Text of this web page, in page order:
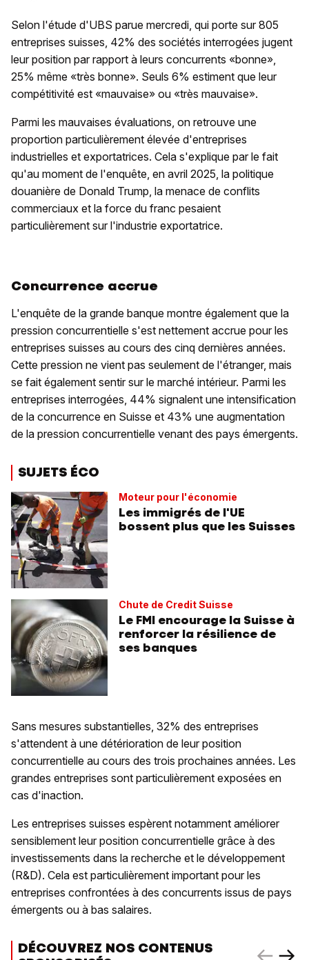
Selon l'étude d'UBS parue mercredi, qui porte sur 805
entreprises suisses, 42% des sociétés interrogées jugent
leur position par rapport à leurs concurrents «bonne»,
25% même «très bonne». Seuls 6% estiment que leur
compétitivité est «mauvaise» ou «très mauvaise».
Parmi les mauvaises évaluations, on retrouve une
proportion particulièrement élevée d'entreprises
industrielles et exportatrices. Cela s'explique par le fait
qu'au moment de l'enquête, en avril 2025, la politique
douanière de Donald Trump, la menace de conflits
commerciaux et la force du franc pesaient
particulièrement sur l'industrie exportatrice.
Concurrence accrue
L'enquête de la grande banque montre également que la
pression concurrentielle s'est nettement accrue pour les
entreprises suisses au cours des cinq dernières années.
Cette pression ne vient pas seulement de l'étranger, mais
se fait également sentir sur le marché intérieur. Parmi les
entreprises interrogées, 44% signalent une intensification
de la concurrence en Suisse et 43% une augmentation
de la pression concurrentielle venant des pays émergents.
SUJETS ÉCO
Moteur pour l'économie
Les immigrés de l'UE
bossent plus que les Suisses
Chute de Credit Suisse
Le FMI encourage la Suisse à
renforcer la résilience de
ses banques
Sans mesures substantielles, 32% des entreprises
s'attendent à une détérioration de leur position
concurrentielle au cours des trois prochaines années. Les
grandes entreprises sont particulièrement exposées en
cas d'inaction.
Les entreprises suisses espèrent notamment améliorer
sensiblement leur position concurrentielle grâce à des
investissements dans la recherche et le développement
(R&D). Cela est particulièrement important pour les
entreprises confrontées à des concurrents issus de pays
émergents ou à bas salaires.
DÉCOUVREZ NOS CONTENUS